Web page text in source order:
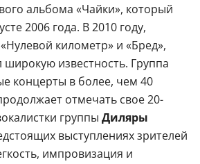
альбома «Чайки», который
2006 года. В 2010 году,
километр» и «Бред»,
широкую известность. Группа
концерты в более, чем 40
отмечать свое 20-
группы Диляры
выступлениях зрителей
импровизация и